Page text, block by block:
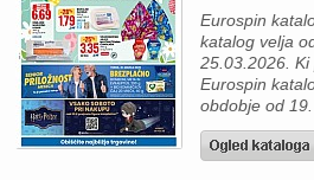
na kg. Ta
popolna izbira
jed […]
Eurospin
katalog velja
25.03.2026.
Eurospin
obdobje od 19.
marca 2026,
izdelkov po